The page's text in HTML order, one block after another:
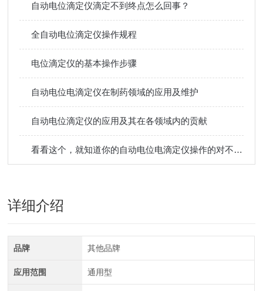
自动电位滴定仪滴定不到终点怎么回事？
全自动电位滴定仪操作规程
电位滴定仪的基本操作步骤
自动电位电滴定仪在制药领域的应用及维护
自动电位滴定仪的应用及其在各领域内的贡献
看看这个，就知道你的自动电位电滴定仪操作的对不对了
详细介绍
品牌 其他品牌
应用范围 通用型